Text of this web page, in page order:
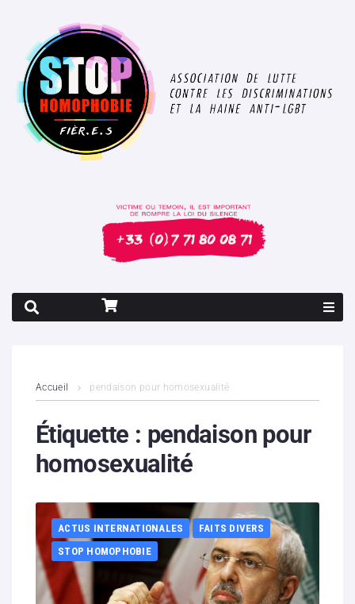
Contenus litigieux
Nous soutenir
Partenaires
Contacts
Accueil pendaison pour homosexualité
Étiquette : pendaison pour
homosexualité
ACTUS INTERNATIONALES
FAITS DIVERS
STOP HOMOPHOBIE